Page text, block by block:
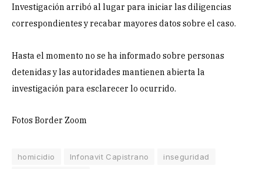
Investigación arribó al lugar para iniciar las diligencias
correspondientes y recabar mayores datos sobre el caso.
Hasta el momento no se ha informado sobre personas
detenidas y las autoridades mantienen abierta la
investigación para esclarecer lo ocurrido.
Fotos Border Zoom
homicidio Infonavit Capistrano
inseguridad